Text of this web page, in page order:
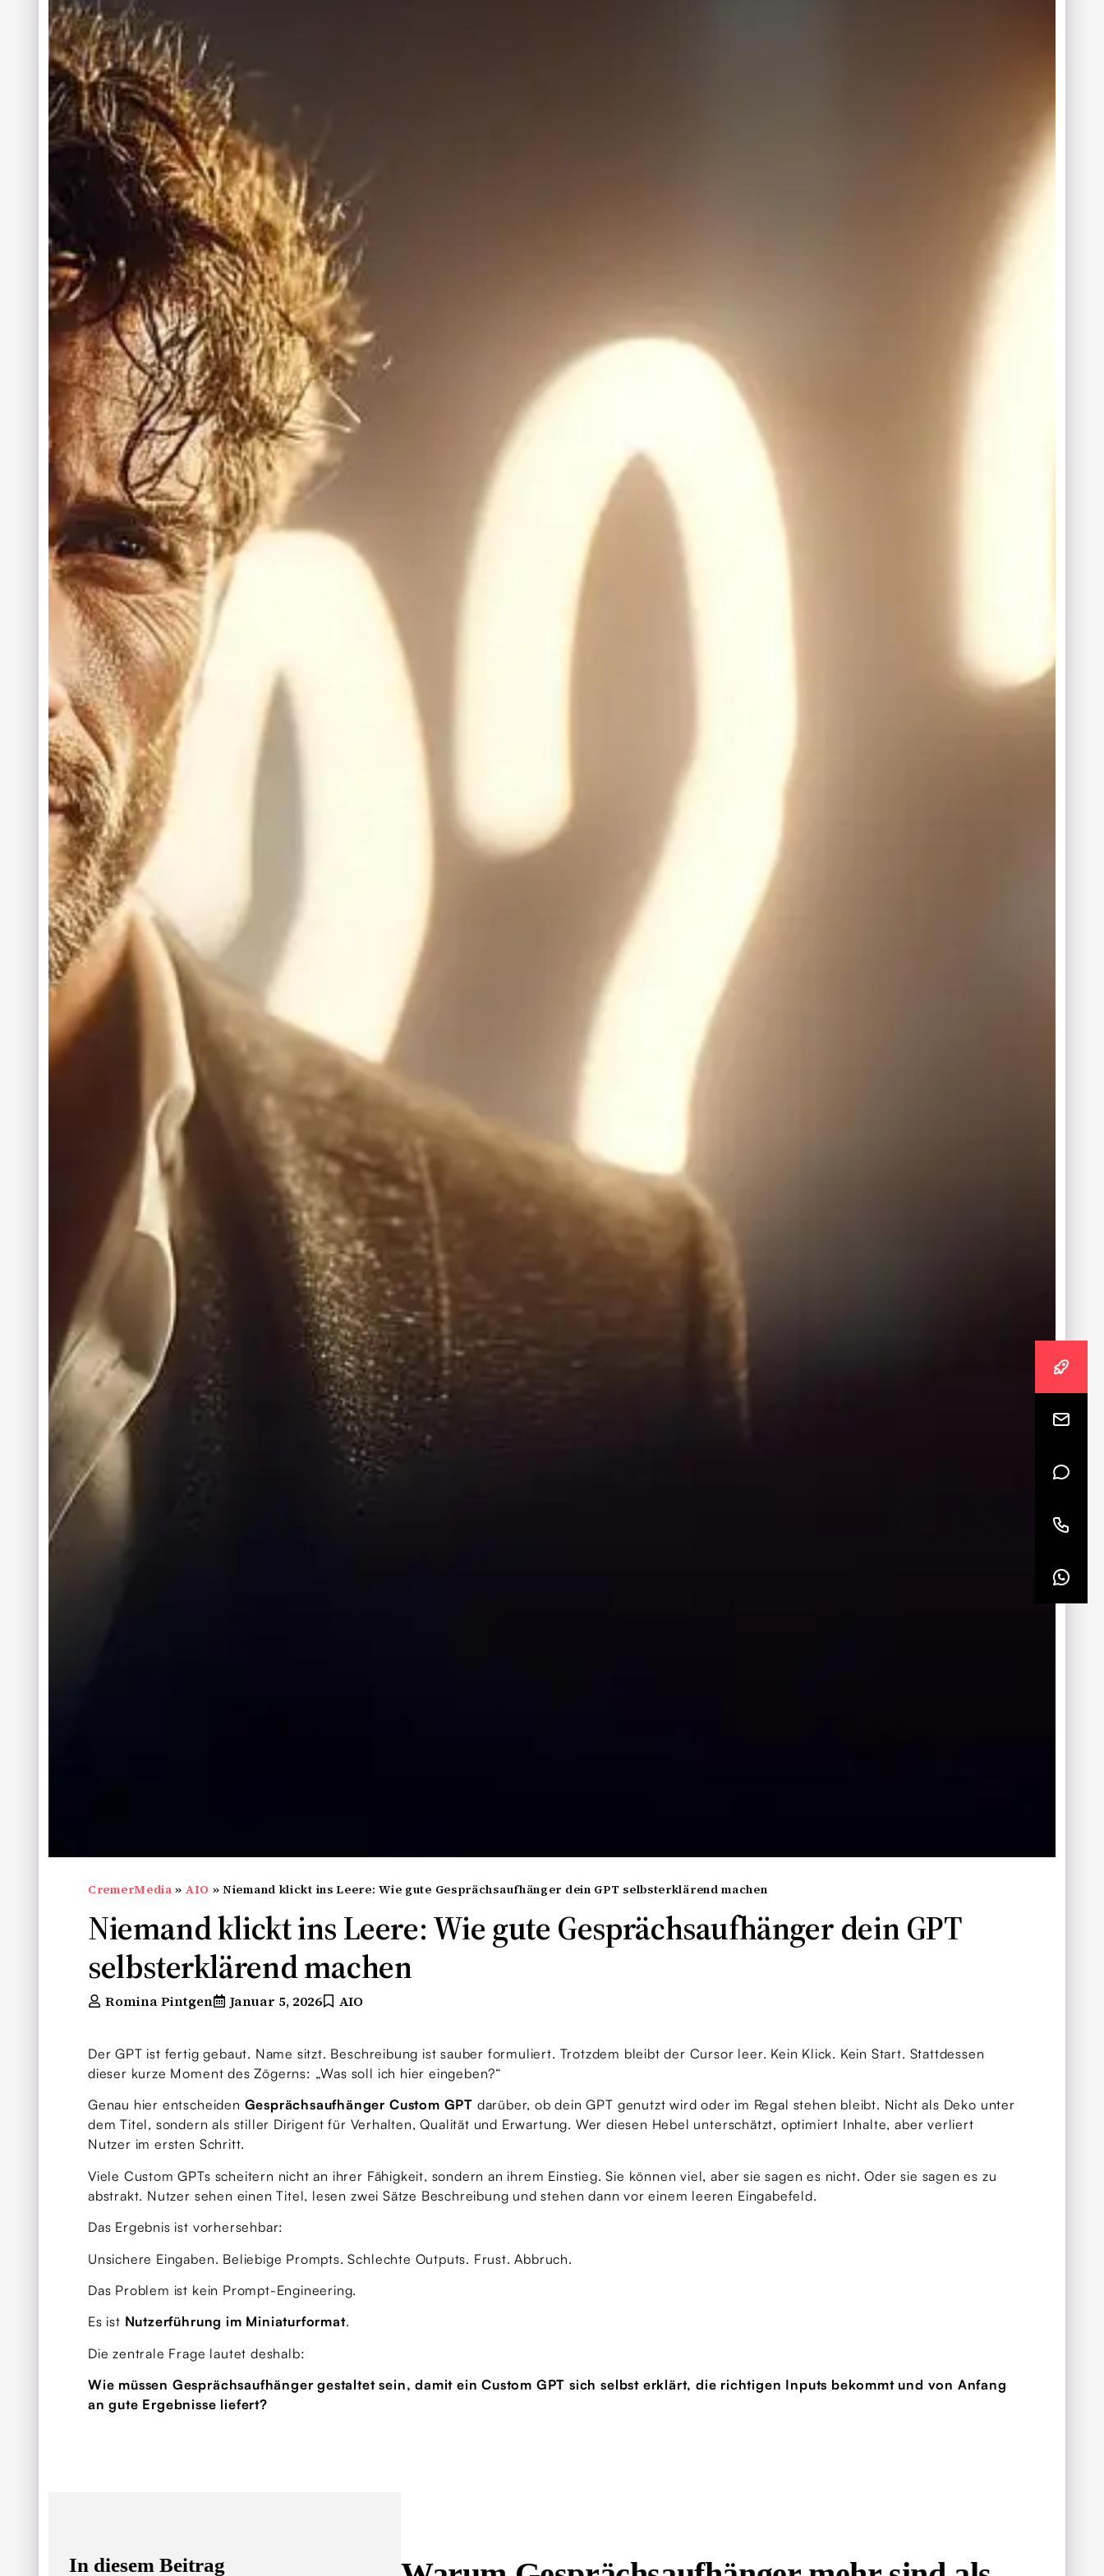
CremerMedia » AIO »Niemand klickt ins Leere: Wie gute Gesprächsaufhänger dein GPT selbsterklärend machen
Niemand klickt ins Leere: Wie gute Gesprächsaufhänger dein GPT
selbsterklärend machen
Romina Pintgen Januar 5, 2026 AIO
Der GPT ist fertig gebaut. Name sitzt. Beschreibung ist sauber formuliert. Trotzdem bleibt der Cursor leer. Kein Klick. Kein Start. Stattdessen
dieser kurze Moment des Zögerns: „Was soll ich hier eingeben?“
Genau hier entscheiden Gesprächsaufhänger Custom GPT darüber, ob dein GPT genutzt wird oder im Regal stehen bleibt. Nicht als Deko unter
dem Titel, sondern als stiller Dirigent für Verhalten, Qualität und Erwartung. Wer diesen Hebel unterschätzt, optimiert Inhalte, aber verliert
Nutzer im ersten Schritt.
Viele Custom GPTs scheitern nicht an ihrer Fähigkeit, sondern an ihrem Einstieg. Sie können viel, aber sie sagen es nicht. Oder sie sagen es zu
abstrakt. Nutzer sehen einen Titel, lesen zwei Sätze Beschreibung und stehen dann vor einem leeren Eingabefeld.
Das Ergebnis ist vorhersehbar:
Unsichere Eingaben. Beliebige Prompts. Schlechte Outputs. Frust. Abbruch.
Das Problem ist kein Prompt-Engineering.
Es ist Nutzerführung im Miniaturformat.
Die zentrale Frage lautet deshalb:
Wie müssen Gesprächsaufhänger gestaltet sein, damit ein Custom GPT sich selbst erklärt, die richtigen Inputs bekommt und von Anfang
an gute Ergebnisse liefert?
In diesem Beitrag